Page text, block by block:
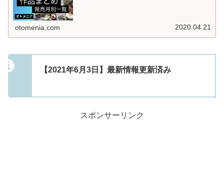
otomenia.com 2020.04.21
【2021年6月3日】最新情報更新済み
スポンサーリンク